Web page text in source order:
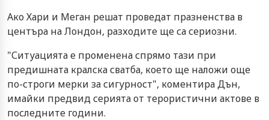
Ако Хари и Меган решат проведат празненства в
центъра на Лондон, разходите ще са сериозни.
"Ситуацията е променена спрямо тази при
предишната кралска сватба, което ще наложи още
по-строги мерки за сигурност", коментира Дън,
имайки предвид серията от терористични актове в
последните години.